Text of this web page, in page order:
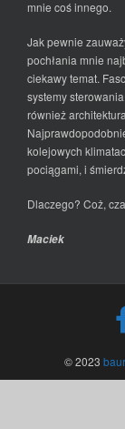
mnie coś innego.
Jak pewnie
pochłania mnie
ciekawy temat.
systemy
również
kolejowych
pociągami, i
Dlaczego? Coż,
Maciek
© 2023